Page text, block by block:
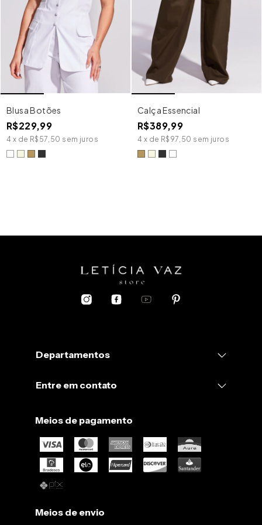
Blusa Botões
R$229,99
4 x de R$57,50 sem juros
Calça Essencial
R$389,99
4 x de R$97,50 sem juros
Departamentos
Entre em contato
Meios de pagamento
Meios de envio